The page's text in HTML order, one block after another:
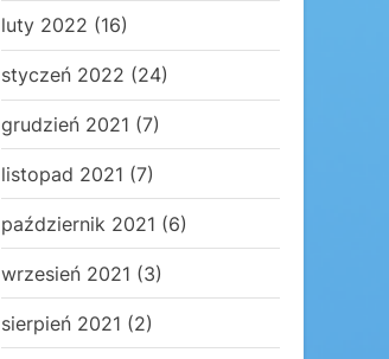
luty 2022 (16)
styczeń 2022 (24)
grudzień 2021 (7)
listopad 2021 (7)
październik 2021 (6)
wrzesień 2021 (3)
sierpień 2021 (2)